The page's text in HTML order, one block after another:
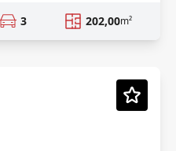
3 202,00m²
Pré-lançamento